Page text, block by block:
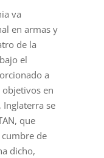
va
en armas y
de la
el
a
objetivos en
Inglaterra se
que
de
dicho,